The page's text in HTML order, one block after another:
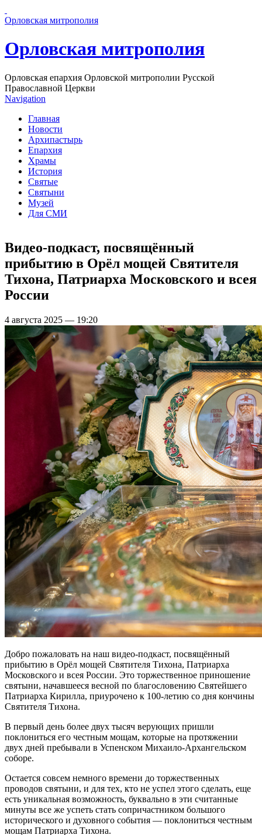
Орловская митрополия
Орловская митрополия
Орловская епархия Орловской митрополии Русской
Православной Церкви
Navigation
Главная
Новости
Архипастырь
Епархия
Храмы
История
Святые
Святыни
Музей
Для СМИ
Видео-подкаст, посвящённый
прибытию в Орёл мощей Святителя
Тихона, Патриарха Московского и всея
России
4 августа 2025 — 19:20
Добро пожаловать на наш видео-подкаст, посвящённый
прибытию в Орёл мощей Святителя Тихона, Патриарха
Московского и всея России. Это торжественное приношение
святыни, начавшееся весной по благословению Святейшего
Патриарха Кирилла, приурочено к 100-летию со дня кончины
Святителя Тихона.
В первый день более двух тысяч верующих пришли
поклониться его честным мощам, которые на протяжении
двух дней пребывали в Успенском Михаило-Архангельском
соборе.
Остается совсем немного времени до торжественных
проводов святыни, и для тех, кто не успел этого сделать, еще
есть уникальная возможность, буквально в эти считанные
минуты все же успеть стать сопричастником большого
исторического и духовного события — поклониться честным
мощам Патриарха Тихона.